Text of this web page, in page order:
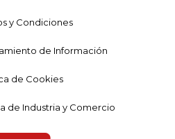
y Condiciones
de Información
de Cookies
de Industria y Comercio